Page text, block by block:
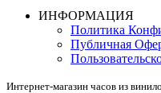
ИНФОРМАЦИЯ
Политика
Публичная
Интернет-магазин часов из